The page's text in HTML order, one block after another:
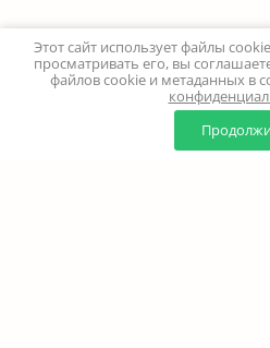
0
Корзина
Этот сайт использует файлы
просматривать его, вы
файлов cookie и метаданных в